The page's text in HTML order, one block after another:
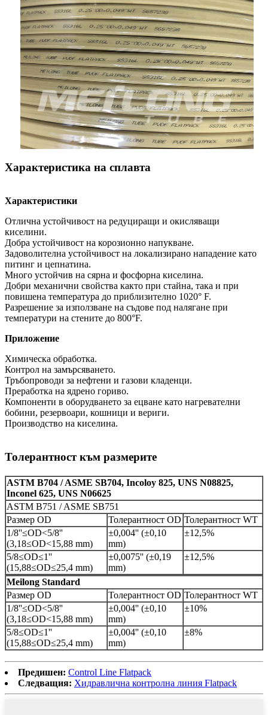
Характеристика на сплавта
Характеристики
Отлична устойчивост на редуциращи и окисляващи
киселини.
Добра устойчивост на корозионно напукване.
Задоволителна устойчивост на локализирано нападение като
питинг и цепнатина.
Много устойчив на сярна и фосфорна киселина.
Добри механични свойства както при стайна, така и при
повишена температура до приблизително 1020° F.
Разрешение за използване на съдове под налягане при
температури на стените до 800°F.
Приложение
Химическа обработка.
Контрол на замърсяването.
Тръбопроводи за нефтени и газови кладенци.
Преработка на ядрено гориво.
Компоненти в оборудването за ецване като нагревателни
бобини, резервоари, кошници и вериги.
Производство на киселина.
Толерантност към размерите
ASTM B704 / ASME SB704, Incoloy 825, UNS N08825,
Inconel 625, UNS N06625
ASTM B751 / ASME SB751
Размер OD
Толерантност OD Толерантност WT
1/8''≤OD<5/8''
(3,18≤OD<15,88 mm)
±0,004'' (±0,10
mm)
±12,5%
5/8≤OD≤1''
(15,88≤OD≤25,4 mm)
±0,0075'' (±0,19
mm)
±12,5%
Meilong Standard
Размер OD
Толерантност OD Толерантност WT
1/8''≤OD<5/8''
(3,18≤OD<15,88 mm)
±0,004'' (±0,10
mm)
±10%
5/8≤OD≤1''
(15,88≤OD≤25,4 mm)
±0,004'' (±0,10
mm)
±8%
Предишен: Control Line Flatpack
Следващия: Хидравлична контролна линия Flatpack